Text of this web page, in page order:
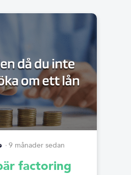
9 månader sedan
factoring